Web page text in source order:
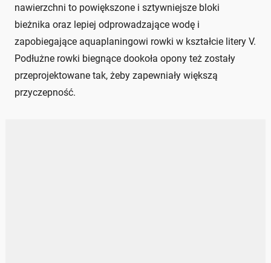
nawierzchni to powiększone i sztywniejsze bloki
bieżnika oraz lepiej odprowadzające wodę i
zapobiegające aquaplaningowi rowki w kształcie litery V.
Podłużne rowki biegnące dookoła opony też zostały
przeprojektowane tak, żeby zapewniały większą
przyczepność.